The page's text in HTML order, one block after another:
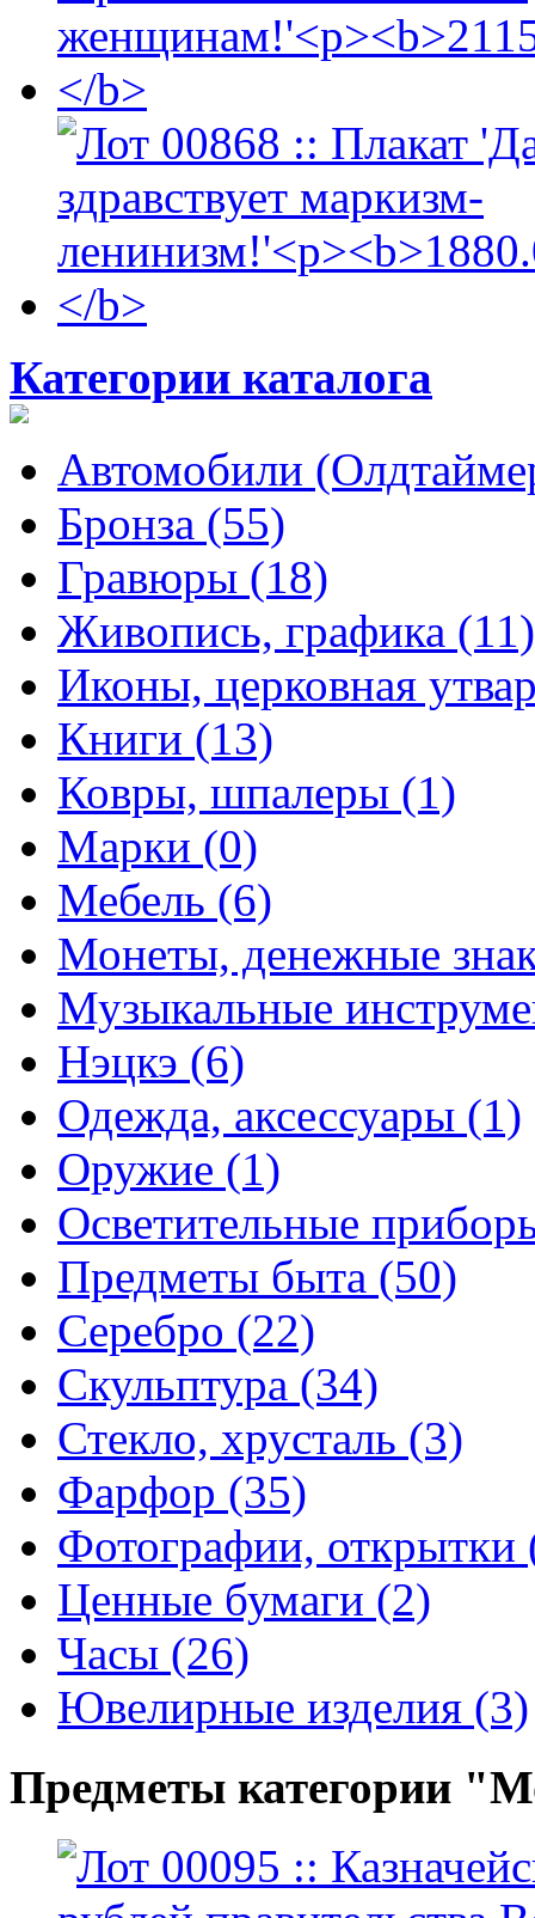
Категории каталога
Автомобили
Бронза (55)
Гравюры (18)
Живопись, графика (11)
Иконы, церковная
Книги (13)
Ковры, шпалеры (1)
Марки (0)
Мебель (6)
Монеты, денежные
Музыкальные
Нэцкэ (6)
Одежда, аксессуары (1)
Оружие (1)
Осветительные
Предметы быта (50)
Серебро (22)
Скульптура (34)
Стекло, хрусталь (3)
Фарфор (35)
Фотографии, открытки
Ценные бумаги (2)
Часы (26)
Ювелирные изделия (3)
Предметы категории